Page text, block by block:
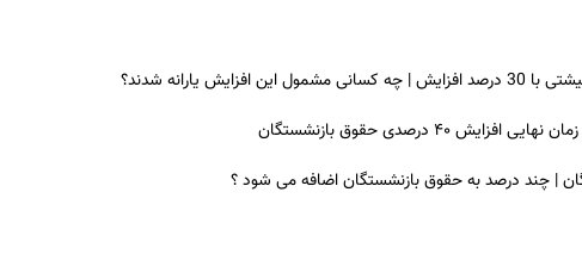
یارانه شدند؟
درصدی حقوق بازنشستگان
| چند درصد به حقوق بازنشستگان اضافه می شود ؟